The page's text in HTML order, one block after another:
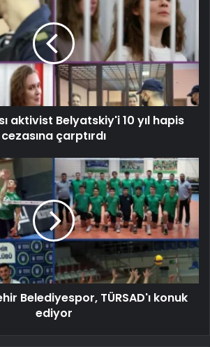
aktivist Belyatskiy'i 10 yıl hapis
cezasına çarptırdı
Belediyespor, TÜRSAD'ı konuk
ediyor